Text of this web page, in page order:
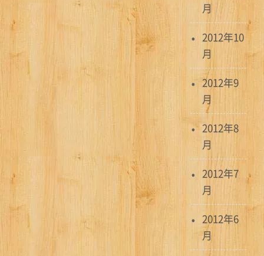
月
2012年10
月
2012年9
月
2012年8
月
2012年7
月
2012年6
月